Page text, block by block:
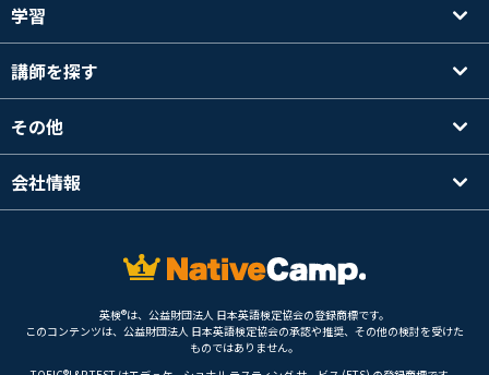
学習
講師を探す
その他
会社情報
英検®は、公益財団法人 日本英語検定協会の登録商標です。
このコンテンツは、公益財団法人 日本英語検定協会の承認や推奨、その他の検討を受けた
ものではありません。